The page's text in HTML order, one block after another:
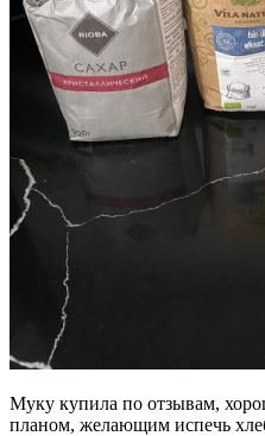
Муку купила по отзывам,
планом, желающим испечь